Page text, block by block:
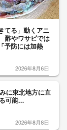
てる」動くアニ
酢やワサビでは
予防には加熱
2026年8月6日
に東北地方に直
可能...
2026年8月8日